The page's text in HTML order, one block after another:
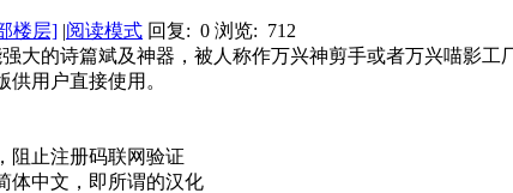
楼层] |阅读模式 回复: 0 浏览: 712
强大的诗篇斌及神器，被人称作万兴神剪手或者万兴喵影
用户直接使用。
阻止注册码联网验证
体中文，即所谓的汉化